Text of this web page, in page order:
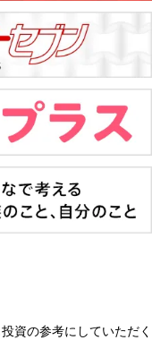
資の参考にしていただく